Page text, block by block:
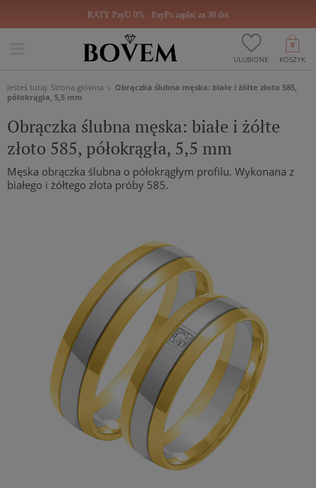
RATY PayU 0% PayPo zapłać za 30 dni
ULUBIONE KOSZYK
0
Jesteś tutaj: Strona główna
Obrączka ślubna męska: białe i żółte złoto 585,
półokrągła, 5,5 mm
Obrączka ślubna męska: białe i żółte
złoto 585, półokrągła, 5,5 mm
Męska obrączka ślubna o półokrągłym profilu. Wykonana z
białego i żółtego złota próby 585.